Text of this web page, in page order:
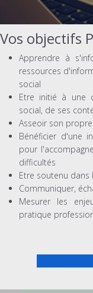
Vos objectifs
Apprendre à
ressources
social
Etre initié à une
social, de ses
Asseoir son
Bénéficier d'une
pour
difficultés
Etre soutenu dans
Communiquer,
Mesurer les
pratique